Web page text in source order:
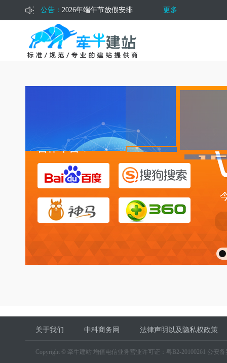
公告： 2026年五一劳动节放假通知
2026年清明节放假通知
更多
关于我们 中科商务网 法律声明以及隐私权政策
Copyright © 牵牛建站 增值电信业务营业许可证：粤B2-20100261 公安备